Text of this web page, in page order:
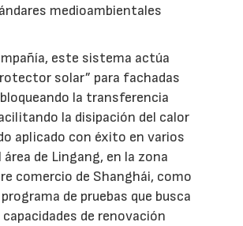
medioambientales
este sistema actúa
solar” para fachadas
la transferencia
la disipación del calor
aplicado con éxito en varios
de Lingang, en la zona
comercio de Shanghái, como
de pruebas que busca
de renovación